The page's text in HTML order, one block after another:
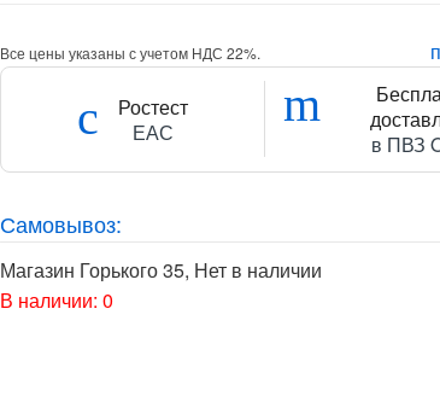
Все цены указаны с учетом НДС 22%.
Ростест
ЕАС
в ПВЗ
Самовывоз:
Магазин Горького 35, Нет в наличии
В наличии: 0